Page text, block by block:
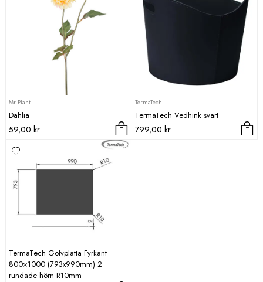
Mr Plant
Dahlia
59,00 kr
TermaTech
TermaTech Vedhink svart
799,00 kr
TermaTech Golvplatta Fyrkant
800×1000 (793x990mm) 2
rundade hörn R10mm